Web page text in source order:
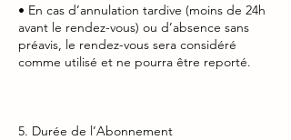
• En cas d’annulation tardive (moins de 24h
avant le rendez-vous) ou d’absence sans
préavis, le rendez-vous sera considéré
comme utilisé et ne pourra être reporté.
5. Durée de l’Abonnement